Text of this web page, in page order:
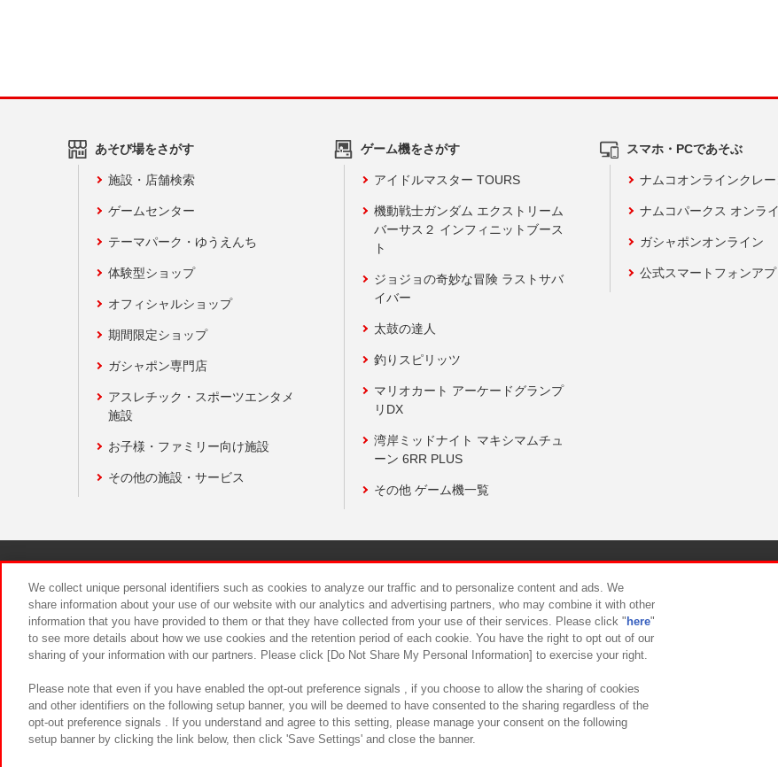
あそび場をさがす
施設・店舗検索
ゲームセンター
テーマパーク・ゆうえんち
体験型ショップ
オフィシャルショップ
期間限定ショップ
ガシャポン専門店
アスレチック・スポーツエンタメ
施設
お子様・ファミリー向け施設
その他の施設・サービス
ゲーム機をさがす
アイドルマスター TOURS
機動戦士ガンダム エクストリーム
バーサス２ インフィニットブース
ト
ジョジョの奇妙な冒険 ラストサバ
イバー
太鼓の達人
釣りスピリッツ
マリオカート アーケードグランプ
リDX
湾岸ミッドナイト マキシマムチュ
ーン 6RR PLUS
その他 ゲーム機一覧
スマホ・PCであそぶ
ナムコオンラインクレー
ナムコパークス オンラ
ガシャポンオンライン
公式スマートフォンアプ
食品のご提供について カスタマーハラスメント対応方針
We collect unique personal identifiers such as cookies to analyze our traffic and to personalize content and ads. We
share information about your use of our website with our analytics and advertising partners, who may combine it with other
information that you have provided to them or that they have collected from your use of their services. Please click " here"
to see more details about how we use cookies and the retention period of each cookie. You have the right to opt out of our
sharing of your information with our partners. Please click [Do Not Share My Personal Information] to exercise your right.
Please note that even if you have enabled the opt-out preference signals , if you choose to allow the sharing of cookies
and other identifiers on the following setup banner, you will be deemed to have consented to the sharing regardless of the
opt-out preference signals . If you understand and agree to this setting, please manage your consent on the following
setup banner by clicking the link below, then click 'Save Settings' and close the banner.